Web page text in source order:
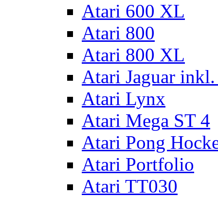
Atari 600 XL
Atari 800
Atari 800 XL
Atari Jaguar
Atari Lynx
Atari Mega ST 4
Atari Pong
Atari Portfolio
Atari TT030